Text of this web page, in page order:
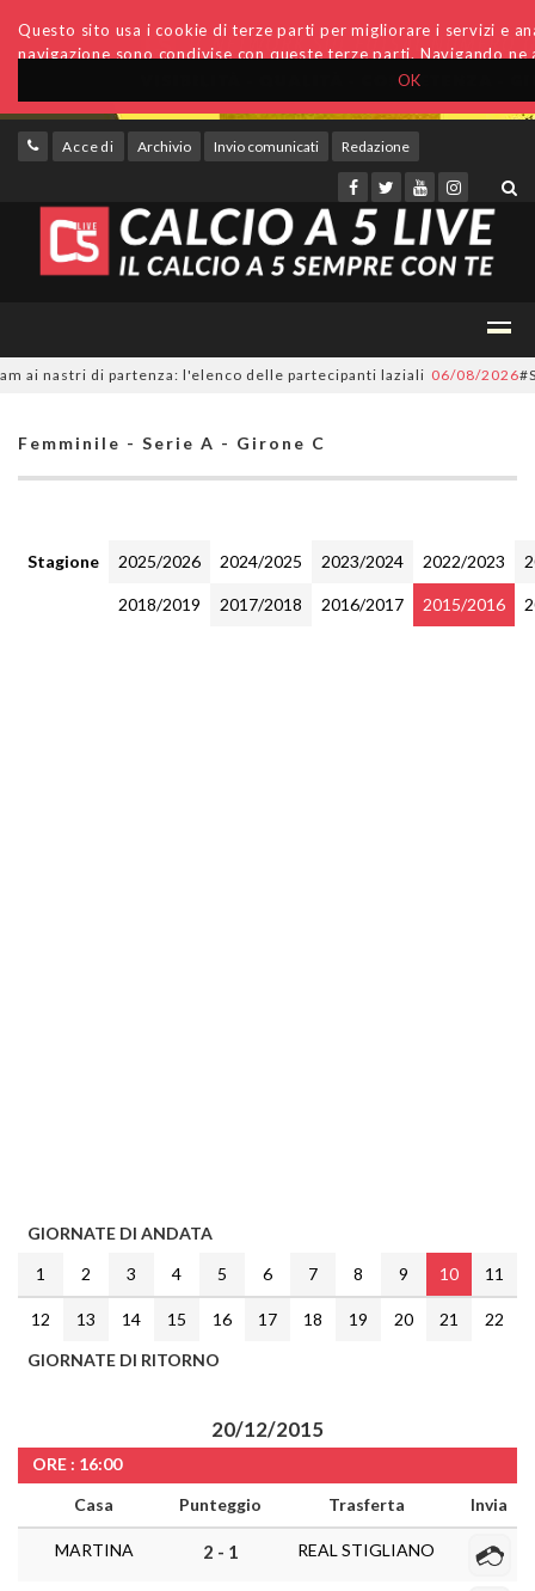
OK
Questo sito usa i cookie di terze parti per migliorare i servizi e
navigazione sono condivise con queste terze parti. Navigando
Accedi Archivio Invio comunicati Redazione
nastri di partenza: l'elenco delle partecipanti laziali 06/08/2026
Femminile - Serie A - Girone C
Stagione 2025/2026 2024/2025 2023/2024 2022/2023
2018/2019 2017/2018 2016/2017 2015/2016
GIORNATE DI ANDATA
1
2 3 4 5 6 7 8 9 10 11
12 13 14 15 16 17 18 19 20 21
22
GIORNATE DI RITORNO
20/12/2015
ORE : 16:00
Casa
Punteggio Trasferta Invia
MARTINA 2 - 1 REAL STIGLIANO